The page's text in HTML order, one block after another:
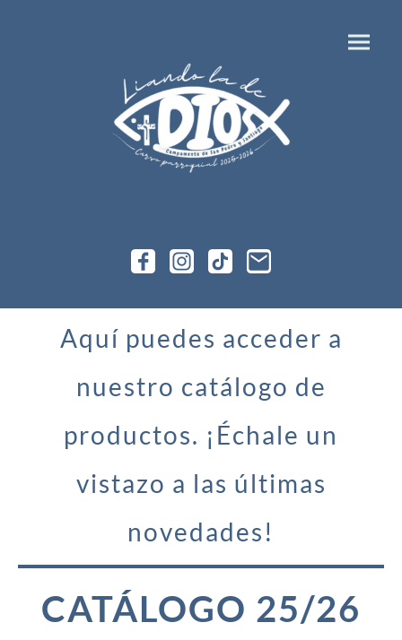
Aquí puedes acceder a
nuestro catálogo de
productos. ¡Échale un
vistazo a las últimas
novedades!
CATÁLOGO 25/26